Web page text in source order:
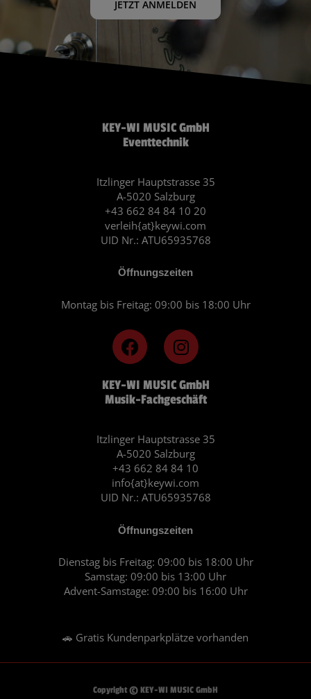
JETZT ANMELDEN
KEY-WI MUSIC GmbH
Musik-Fachgeschäft
Itzlinger Hauptstrasse 35
A-5020 Salzburg
+43 662 84 84 10
info{at}keywi.com
UID Nr.: ATU65935768
Öffnungszeiten
Dienstag bis Freitag: 09:00 bis 18:00 Uhr
Samstag: 09:00 bis 13:00 Uhr
Advent-Samstage: 09:00 bis 16:00 Uhr
🚗 Gratis Kundenparkplätze vorhanden
F
a
c
e
b
o
k
I
n
s
t
a
r
a
m
KEY-WI MUSIC GmbH
Eventtechnik
Itzlinger Hauptstrasse 35
A-5020 Salzburg
+43 662 84 84 10 20
verleih{at}keywi.com
UID Nr.: ATU65935768
Öffnungszeiten
Montag bis Freitag: 09:00 bis 18:00 Uhr
Copyright © KEY-WI MUSIC GmbH